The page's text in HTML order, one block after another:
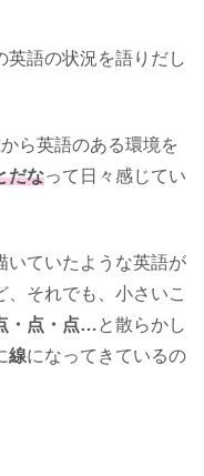
英語の状況を語りだし
ら英語のある環境を
だなって日々感じてい
いていたような英語が
それでも、小さいこ
・点・点…と散らかし
線になってきているの